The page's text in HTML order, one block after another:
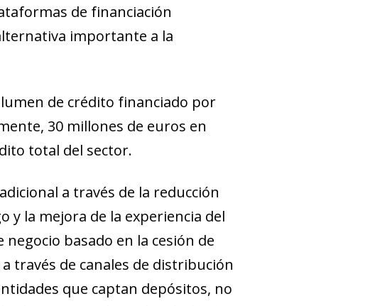
de financiación
importante a la
de crédito financiado por
30 millones de euros en
total del sector.
a través de la reducción
y la mejora de la experiencia del
basado en la cesión de
través de canales de distribución
que captan depósitos, no